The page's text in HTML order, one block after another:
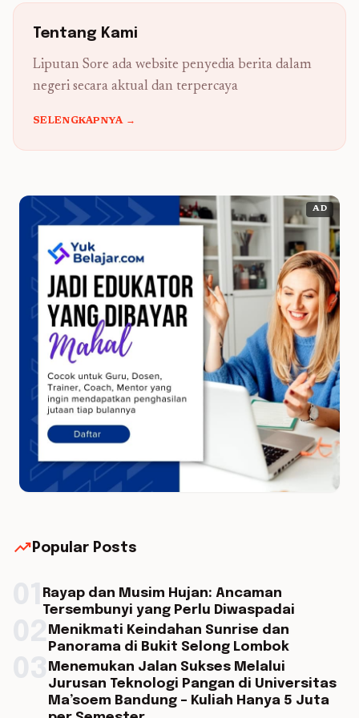
Tentang Kami
Liputan Sore ada website penyedia berita dalam
negeri secara aktual dan terpercaya
SELENGKAPNYA →
AD
trending_up Popular Posts
Rayap dan Musim Hujan: Ancaman
Tersembunyi yang Perlu Diwaspadai
Menikmati Keindahan Sunrise dan
Panorama di Bukit Selong Lombok
Menemukan Jalan Sukses Melalui
Jurusan Teknologi Pangan di Universitas
Ma’soem Bandung – Kuliah Hanya 5 Juta